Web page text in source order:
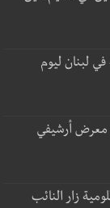
لبنان ليوم
معرض أرشيفي
زار النائب